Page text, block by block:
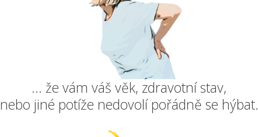
... že vám váš věk, zdravotní stav,
nebo jiné potíže nedovolí pořádně se hýbat.